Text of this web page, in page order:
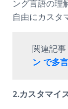
ング言語の理
自由にカスタ
関連記事
ン で多
2.カスタマイ